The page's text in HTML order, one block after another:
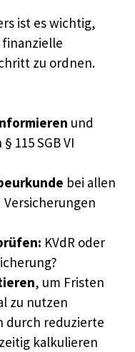
ist es wichtig,
zu ordnen.
und
115 SGB VI
bei allen
KVdR oder
, um Fristen
zu nutzen
durch reduzierte
kalkulieren